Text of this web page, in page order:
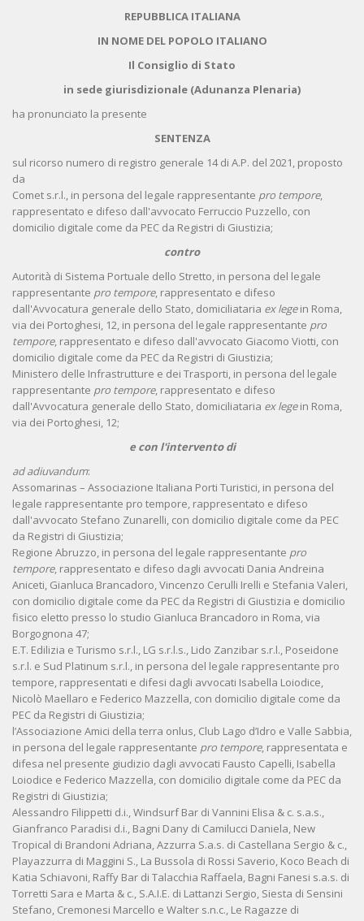
REPUBBLICA ITALIANA
IN NOME DEL POPOLO ITALIANO
Il Consiglio di Stato
in sede giurisdizionale (Adunanza Plenaria)
ha pronunciato la presente
SENTENZA
sul ricorso numero di registro generale 14 di A.P. del 2021, proposto
da
Comet s.r.l., in persona del legale rappresentante pro tempore,
rappresentato e difeso dall'avvocato Ferruccio Puzzello, con
domicilio digitale come da PEC da Registri di Giustizia;
contro
Autorità di Sistema Portuale dello Stretto, in persona del legale
rappresentante pro tempore, rappresentato e difeso
dall'Avvocatura generale dello Stato, domiciliataria ex legein Roma,
via dei Portoghesi, 12, in persona del legale rappresentante pro
tempore, rappresentato e difeso dall'avvocato Giacomo Viotti, con
domicilio digitale come da PEC da Registri di Giustizia;
Ministero delle Infrastrutture e dei Trasporti, in persona del legale
rappresentante pro tempore, rappresentato e difeso
dall'Avvocatura generale dello Stato, domiciliataria ex legein Roma,
via dei Portoghesi, 12;
e con l'intervento di
ad adiuvandum:
Assomarinas – Associazione Italiana Porti Turistici, in persona del
legale rappresentante pro tempore, rappresentato e difeso
dall'avvocato Stefano Zunarelli, con domicilio digitale come da PEC
da Registri di Giustizia;
Regione Abruzzo, in persona del legale rappresentante pro
tempore, rappresentato e difeso dagli avvocati Dania Andreina
Aniceti, Gianluca Brancadoro, Vincenzo Cerulli Irelli e Stefania Valeri,
con domicilio digitale come da PEC da Registri di Giustizia e domicilio
fisico eletto presso lo studio Gianluca Brancadoro in Roma, via
Borgognona 47;
E.T. Edilizia e Turismo s.r.l., LG s.r.l.s., Lido Zanzibar s.r.l., Poseidone
s.r.l. e Sud Platinum s.r.l., in persona del legale rappresentante pro
tempore, rappresentati e difesi dagli avvocati Isabella Loiodice,
Nicolò Maellaro e Federico Mazzella, con domicilio digitale come da
PEC da Registri di Giustizia;
l’Associazione Amici della terra onlus, Club Lago d’Idro e Valle Sabbia,
in persona del legale rappresentante pro tempore, rappresentata e
difesa nel presente giudizio dagli avvocati Fausto Capelli, Isabella
Loiodice e Federico Mazzella, con domicilio digitale come da PEC da
Registri di Giustizia;
Alessandro Filippetti d.i., Windsurf Bar di Vannini Elisa & c. s.a.s.,
Gianfranco Paradisi d.i., Bagni Dany di Camilucci Daniela, New
Tropical di Brandoni Adriana, Azzurra S.a.s. di Castellana Sergio & c.,
Playazzurra di Maggini S., La Bussola di Rossi Saverio, Koco Beach di
Katia Schiavoni, Raffy Bar di Talacchia Raffaela, Bagni Fanesi s.a.s. di
Torretti Sara e Marta & c., S.A.I.E. di Lattanzi Sergio, Siesta di Sensini
Stefano, Cremonesi Marcello e Walter s.n.c., Le Ragazze di